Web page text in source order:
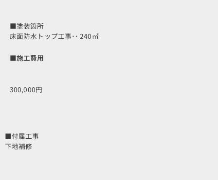
■塗装箇所
床面防水トップ工事･･ 240㎡
■施工費用
300,000円
■付属工事
下地補修